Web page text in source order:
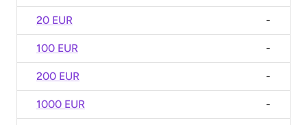
20 EUR -
100 EUR -
200 EUR -
1000 EUR -